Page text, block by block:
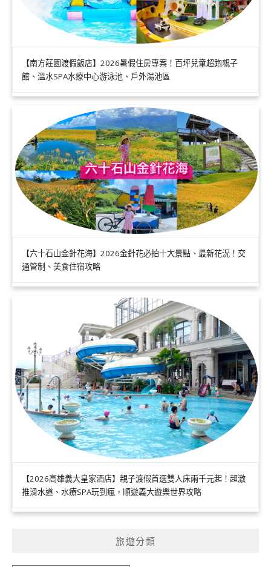
【南方莊園渡假飯店】2026暑假住房專案！百坪兒童超跑親子
館、溫水SPA水療中心游泳池、戶外湯池區
【六十石山金針花海】2026金針花必拍十大景點、最新花況！交
通管制、美食住宿攻略
【2026高雄義大皇家酒店】親子渡假首選雙人床兩千元起！超激
推滑水道、水療SPA玩到瘋，順遊義大遊樂世界攻略
旅遊分類